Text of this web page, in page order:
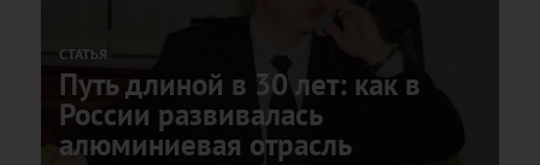
СТАТЬЯ
Путь длиной в 30 лет: как в
России развивалась
алюминиевая отрасль